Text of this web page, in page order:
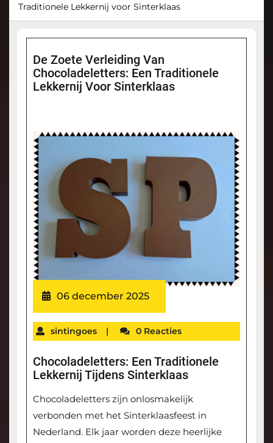
Traditionele Lekkernij voor Sinterklaas
De Zoete Verleiding Van
Chocoladeletters: Een Traditionele
Lekkernij Voor Sinterklaas
06 december 2025
sintingoes | 0 Reacties
Chocoladeletters: Een Traditionele
Lekkernij Tijdens Sinterklaas
Chocoladeletters zijn onlosmakelijk
verbonden met het Sinterklaasfeest in
Nederland. Elk jaar worden deze heerlijke